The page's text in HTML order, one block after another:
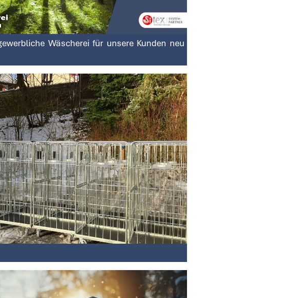
Wäscherei für unsere Kunden neu